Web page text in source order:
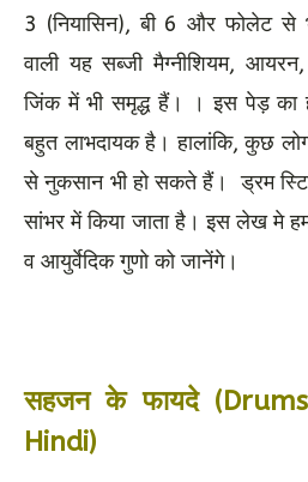
3 (नियासिन), बी 6 और फोलेट से
वाली यह सब्जी मैग्नीशियम,
जिंक में भी समृद्ध हैं। । इस पेड़ का
बहुत लाभदायक है। हालांकि, कुछ
से नुकसान भी हो सकते हैं। ड्रम
सांभर में किया जाता है। इस लेख मे
व आयुर्वेदिक गुणो को जानेंगे।
सहजन के फायदे
Hindi)